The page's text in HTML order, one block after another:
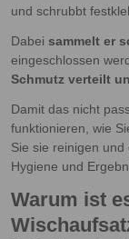
und schrubbt
Dabei sammelt er
eingeschlossen
Schmutz verteilt
Damit das nicht
funktionieren, wie
Sie sie reinigen
Hygiene und
Warum ist